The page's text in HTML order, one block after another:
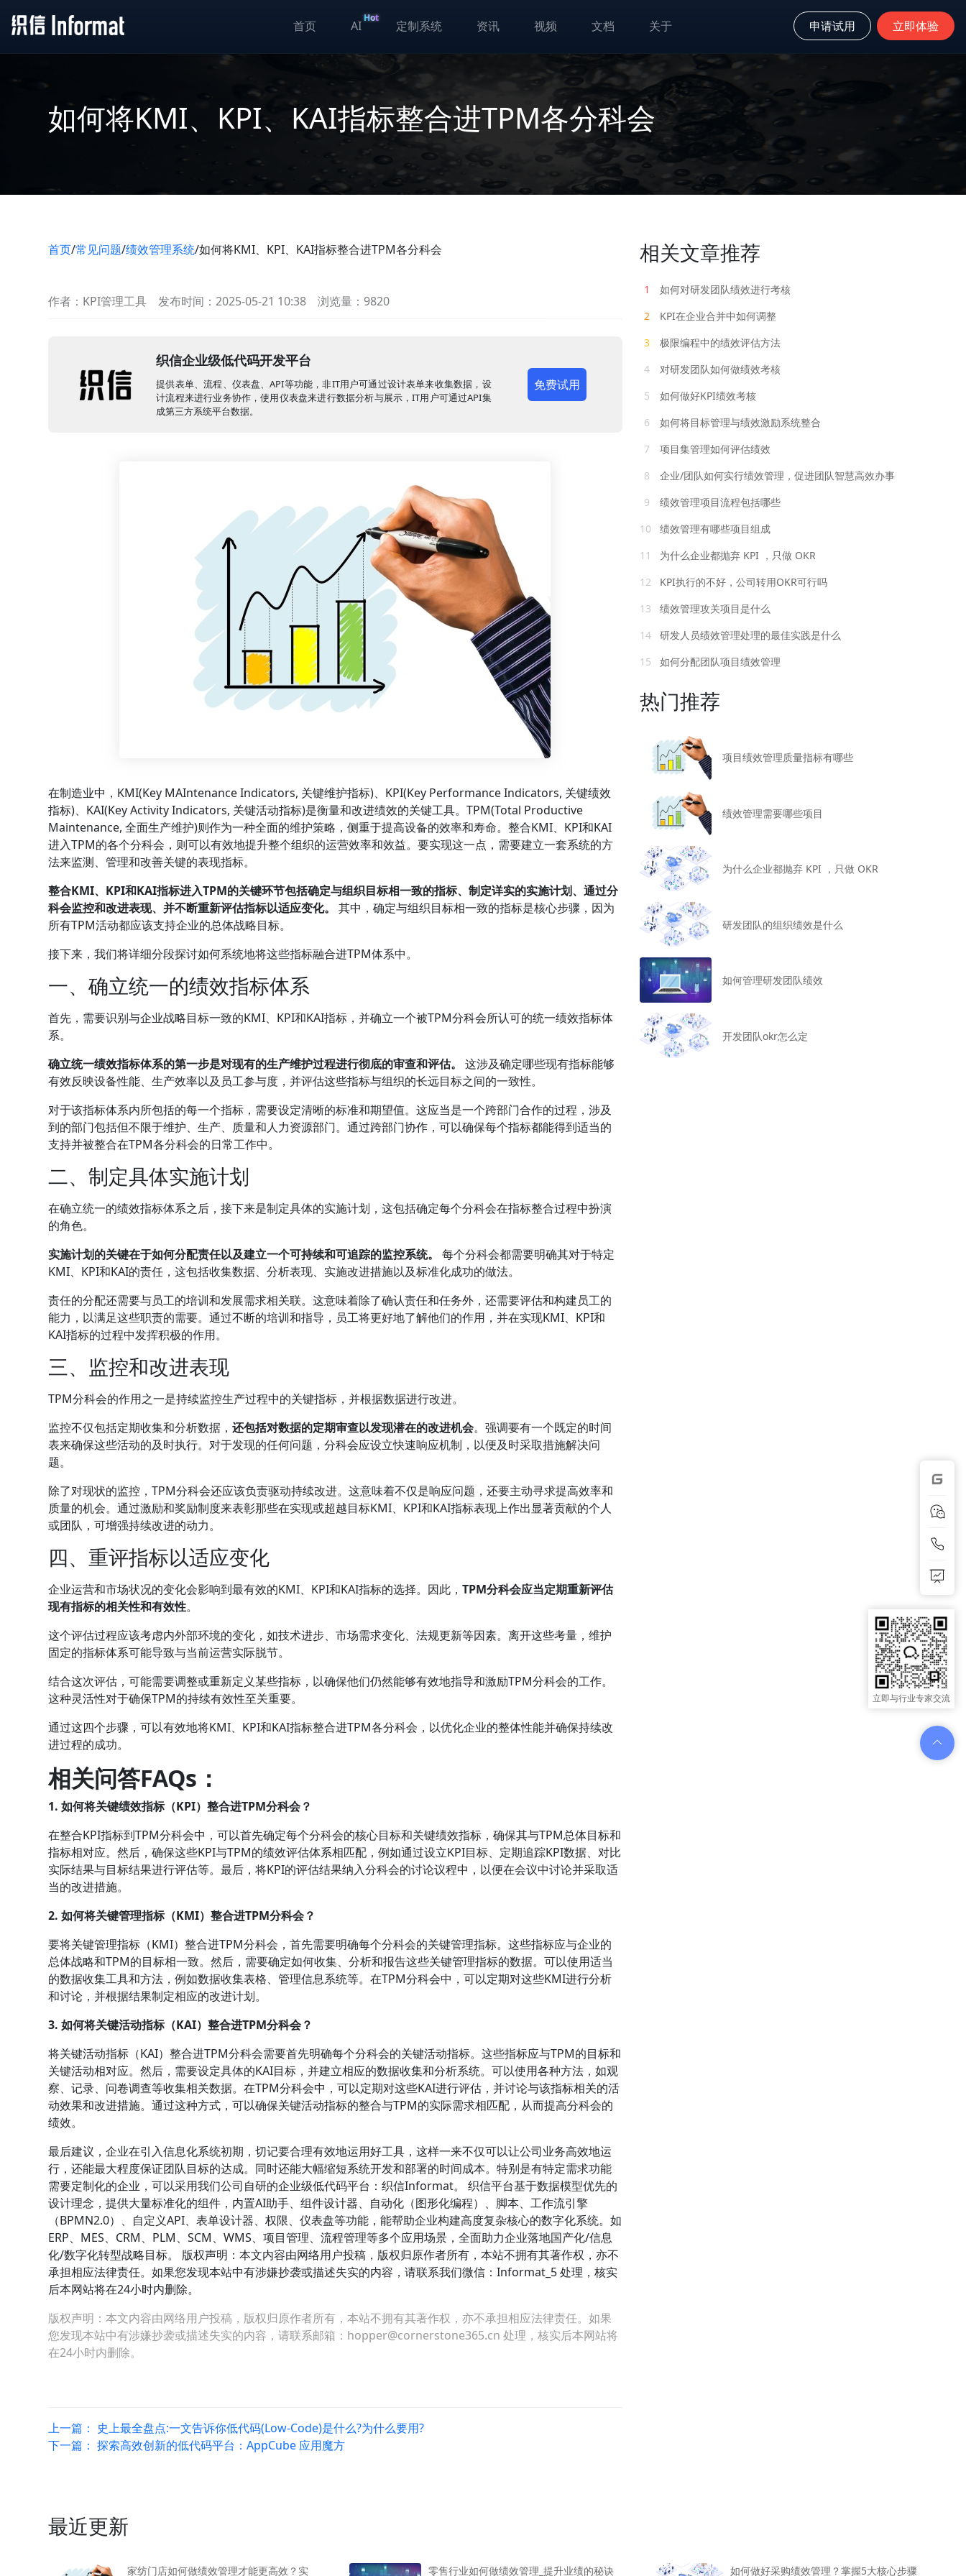
首页 AI
Hot
定制系统 资讯 视频 文档 关于 申请试用 立即体验
如何将KMI、KPI、KAI指标整合进TPM各分科会
首页/常见问题/绩效管理系统/如何将KMI、KPI、KAI指标整合进TPM各分科会
作者：KPI管理工具 发布时间：2025-05-21 10:38 浏览量：9820
织信企业级低代码开发平台
提供表单、流程、仪表盘、API等功能，非IT用户可通过设计表单来收集数据，设
计流程来进行业务协作，使用仪表盘来进行数据分析与展示，IT用户可通过API集
成第三方系统平台数据。
免费试用
在制造业中，KMI(Key MAIntenance Indicators, 关键维护指标)、KPI(Key Performance Indicators, 关键绩效
指标)、KAI(Key Activity Indicators, 关键活动指标)是衡量和改进绩效的关键工具。TPM(Total Productive
Maintenance, 全面生产维护)则作为一种全面的维护策略，侧重于提高设备的效率和寿命。整合KMI、KPI和KAI
进入TPM的各个分科会，则可以有效地提升整个组织的运营效率和效益。要实现这一点，需要建立一套系统的方
法来监测、管理和改善关键的表现指标。
整合KMI、KPI和KAI指标进入TPM的关键环节包括确定与组织目标相一致的指标、制定详实的实施计划、通过分
科会监控和改进表现、并不断重新评估指标以适应变化。
其中，确定与组织目标相一致的指标是核心步骤，因为
所有TPM活动都应该支持企业的总体战略目标。
接下来，我们将详细分段探讨如何系统地将这些指标融合进TPM体系中。
一、确立统一的绩效指标体系
首先，需要识别与企业战略目标一致的KMI、KPI和KAI指标，并确立一个被TPM分科会所认可的统一绩效指标体
系。
确立统一绩效指标体系的第一步是对现有的生产维护过程进行彻底的审查和评估。
这涉及确定哪些现有指标能够
有效反映设备性能、生产效率以及员工参与度，并评估这些指标与组织的长远目标之间的一致性。
对于该指标体系内所包括的每一个指标，需要设定清晰的标准和期望值。这应当是一个跨部门合作的过程，涉及
到的部门包括但不限于维护、生产、质量和人力资源部门。通过跨部门协作，可以确保每个指标都能得到适当的
支持并被整合在TPM各分科会的日常工作中。
二、制定具体实施计划
在确立统一的绩效指标体系之后，接下来是制定具体的实施计划，这包括确定每个分科会在指标整合过程中扮演
的角色。
实施计划的关键在于如何分配责任以及建立一个可持续和可追踪的监控系统。
每个分科会都需要明确其对于特定
KMI、KPI和KAI的责任，这包括收集数据、分析表现、实施改进措施以及标准化成功的做法。
责任的分配还需要与员工的培训和发展需求相关联。这意味着除了确认责任和任务外，还需要评估和构建员工的
能力，以满足这些职责的需要。通过不断的培训和指导，员工将更好地了解他们的作用，并在实现KMI、KPI和
KAI指标的过程中发挥积极的作用。
三、监控和改进表现
TPM分科会的作用之一是持续监控生产过程中的关键指标，并根据数据进行改进。
监控不仅包括定期收集和分析数据，还包括对数据的定期审查以发现潜在的改进机会。强调要有一个既定的时间
表来确保这些活动的及时执行。对于发现的任何问题，分科会应设立快速响应机制，以便及时采取措施解决问
题。
除了对现状的监控，TPM分科会还应该负责驱动持续改进。这意味着不仅是响应问题，还要主动寻求提高效率和
质量的机会。通过激励和奖励制度来表彰那些在实现或超越目标KMI、KPI和KAI指标表现上作出显著贡献的个人
或团队，可增强持续改进的动力。
四、重评指标以适应变化
企业运营和市场状况的变化会影响到最有效的KMI、KPI和KAI指标的选择。因此，TPM分科会应当定期重新评估
现有指标的相关性和有效性。
这个评估过程应该考虑内外部环境的变化，如技术进步、市场需求变化、法规更新等因素。离开这些考量，维护
固定的指标体系可能导致与当前运营实际脱节。
结合这次评估，可能需要调整或重新定义某些指标，以确保他们仍然能够有效地指导和激励TPM分科会的工作。
这种灵活性对于确保TPM的持续有效性至关重要。
通过这四个步骤，可以有效地将KMI、KPI和KAI指标整合进TPM各分科会，以优化企业的整体性能并确保持续改
进过程的成功。
相关问答FAQs：
1. 如何将关键绩效指标（KPI）整合进TPM分科会？
在整合KPI指标到TPM分科会中，可以首先确定每个分科会的核心目标和关键绩效指标，确保其与TPM总体目标和
指标相对应。然后，确保这些KPI与TPM的绩效评估体系相匹配，例如通过设立KPI目标、定期追踪KPI数据、对比
实际结果与目标结果进行评估等。最后，将KPI的评估结果纳入分科会的讨论议程中，以便在会议中讨论并采取适
当的改进措施。
2. 如何将关键管理指标（KMI）整合进TPM分科会？
要将关键管理指标（KMI）整合进TPM分科会，首先需要明确每个分科会的关键管理指标。这些指标应与企业的
总体战略和TPM的目标相一致。然后，需要确定如何收集、分析和报告这些关键管理指标的数据。可以使用适当
的数据收集工具和方法，例如数据收集表格、管理信息系统等。在TPM分科会中，可以定期对这些KMI进行分析
和讨论，并根据结果制定相应的改进计划。
3. 如何将关键活动指标（KAI）整合进TPM分科会？
将关键活动指标（KAI）整合进TPM分科会需要首先明确每个分科会的关键活动指标。这些指标应与TPM的目标和
关键活动相对应。然后，需要设定具体的KAI目标，并建立相应的数据收集和分析系统。可以使用各种方法，如观
察、记录、问卷调查等收集相关数据。在TPM分科会中，可以定期对这些KAI进行评估，并讨论与该指标相关的活
动效果和改进措施。通过这种方式，可以确保关键活动指标的整合与TPM的实际需求相匹配，从而提高分科会的
绩效。
最后建议，企业在引入信息化系统初期，切记要合理有效地运用好工具，这样一来不仅可以让公司业务高效地运
行，还能最大程度保证团队目标的达成。同时还能大幅缩短系统开发和部署的时间成本。特别是有特定需求功能
需要定制化的企业，可以采用我们公司自研的企业级低代码平台：织信Informat。 织信平台基于数据模型优先的
设计理念，提供大量标准化的组件，内置AI助手、组件设计器、自动化（图形化编程）、脚本、工作流引擎
（BPMN2.0）、自定义API、表单设计器、权限、仪表盘等功能，能帮助企业构建高度复杂核心的数字化系统。如
ERP、MES、CRM、PLM、SCM、WMS、项目管理、流程管理等多个应用场景，全面助力企业落地国产化/信息
化/数字化转型战略目标。 版权声明：本文内容由网络用户投稿，版权归原作者所有，本站不拥有其著作权，亦不
承担相应法律责任。如果您发现本站中有涉嫌抄袭或描述失实的内容，请联系我们微信：Informat_5 处理，核实
后本网站将在24小时内删除。
版权声明：本文内容由网络用户投稿，版权归原作者所有，本站不拥有其著作权，亦不承担相应法律责任。如果
您发现本站中有涉嫌抄袭或描述失实的内容，请联系邮箱：hopper@cornerstone365.cn 处理，核实后本网站将
在24小时内删除。
上一篇： 史上最全盘点:一文告诉你低代码(Low-Code)是什么?为什么要用?
下一篇：探索高效创新的低代码平台：AppCube 应用魔方
相关文章推荐
1
如何对研发团队绩效进行考核
2
KPI在企业合并中如何调整
3
极限编程中的绩效评估方法
4
对研发团队如何做绩效考核
5
如何做好KPI绩效考核
6
如何将目标管理与绩效激励系统整合
7
项目集管理如何评估绩效
8
企业/团队如何实行绩效管理，促进团队智慧高效办事
9
绩效管理项目流程包括哪些
10
绩效管理有哪些项目组成
11
为什么企业都抛弃 KPI ，只做 OKR
12
KPI执行的不好，公司转用OKR可行吗
13
绩效管理攻关项目是什么
14
研发人员绩效管理处理的最佳实践是什么
15
如何分配团队项目绩效管理
热门推荐
项目绩效管理质量指标有哪些
绩效管理需要哪些项目
为什么企业都抛弃 KPI ，只做 OKR
研发团队的组织绩效是什么
如何管理研发团队绩效
开发团队okr怎么定
最近更新
家纺门店如何做绩效管理才能更高效？实 零售行业如何做绩效管理_提升业绩的秘诀 如何做好采购绩效管理？掌握5大核心步骤
立即与行业专家交流